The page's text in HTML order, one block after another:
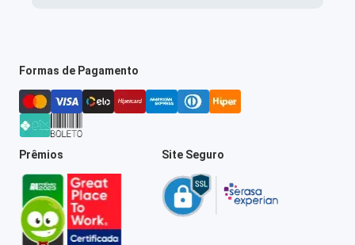
Formas de Pagamento
Prêmios Site Seguro